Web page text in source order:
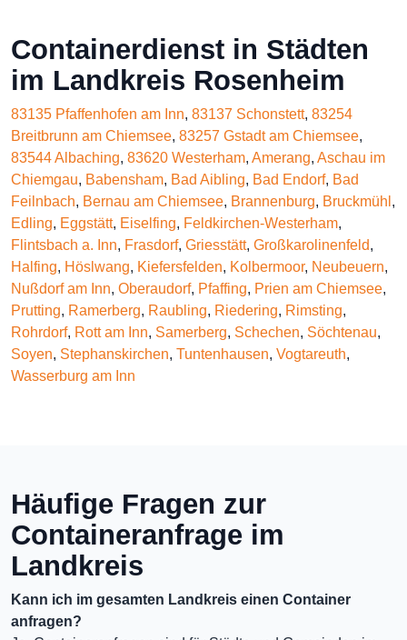
Containerdienst in Städten
im Landkreis Rosenheim
83135 Pfaffenhofen am Inn, 83137 Schonstett, 83254
Breitbrunn am Chiemsee, 83257 Gstadt am Chiemsee,
83544 Albaching, 83620 Westerham, Amerang, Aschau im
Chiemgau, Babensham, Bad Aibling, Bad Endorf, Bad
Feilnbach, Bernau am Chiemsee, Brannenburg, Bruckmühl ,
Edling, Eggstätt, Eiselfing, Feldkirchen-Westerham,
Flintsbach a. Inn, Frasdorf, Griesstätt, Großkarolinenfeld,
Halfing, Höslwang, Kiefersfelden, Kolbermoor, Neubeuern,
Nußdorf am Inn, Oberaudorf, Pfaffing, Prien am Chiemsee,
Prutting, Ramerberg, Raubling, Riedering, Rimsting,
Rohrdorf, Rott am Inn, Samerberg, Schechen, Söchtenau,
Soyen, Stephanskirchen, Tuntenhausen, Vogtareuth,
Wasserburg am Inn
Häufige Fragen zur
Containeranfrage im
Landkreis
Kann ich im gesamten Landkreis einen Container
anfragen?